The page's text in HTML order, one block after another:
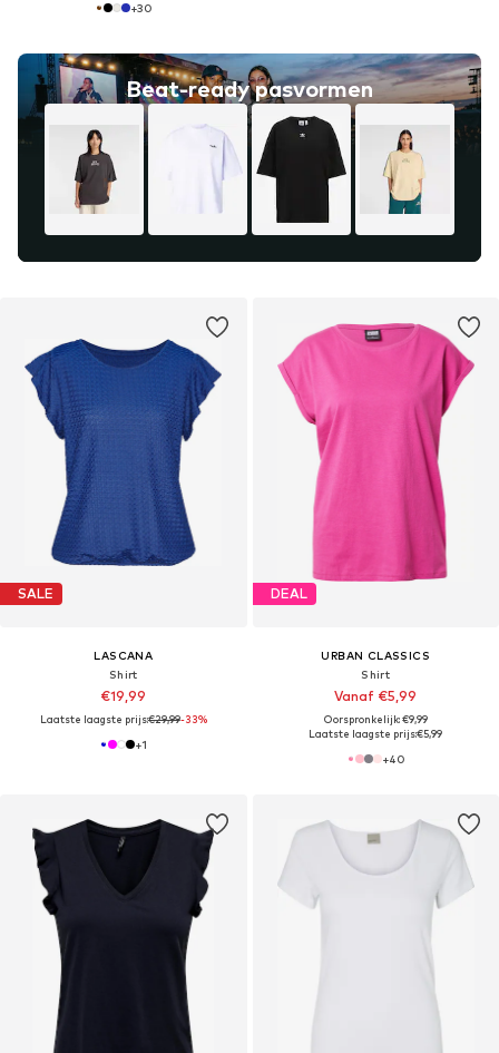
+30
Beat-ready pasvormen
SALE
LASCANA
Shirt
€19,99
Laatste laagste prijs:€29,99-33%
+1
DEAL
URBAN CLASSICS
Shirt
Vanaf €5,99
Oorspronkelijk: €9,99
Laatste laagste prijs:€5,99
+40